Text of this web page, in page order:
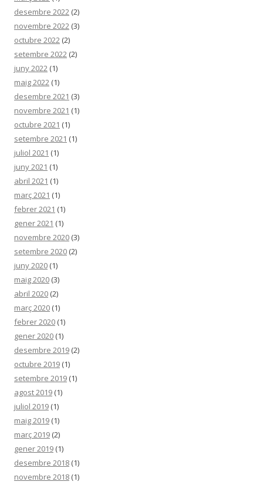
desembre 2022 (2)
novembre 2022 (3)
octubre 2022 (2)
setembre 2022 (2)
juny 2022 (1)
maig 2022 (1)
desembre 2021 (3)
novembre 2021 (1)
octubre 2021 (1)
setembre 2021 (1)
juliol 2021 (1)
juny 2021 (1)
abril 2021 (1)
març 2021 (1)
febrer 2021 (1)
gener 2021 (1)
novembre 2020 (3)
setembre 2020 (2)
juny 2020 (1)
maig 2020 (3)
abril 2020 (2)
març 2020 (1)
febrer 2020 (1)
gener 2020 (1)
desembre 2019 (2)
octubre 2019 (1)
setembre 2019 (1)
agost 2019 (1)
juliol 2019 (1)
maig 2019 (1)
març 2019 (2)
gener 2019 (1)
desembre 2018 (1)
novembre 2018 (1)